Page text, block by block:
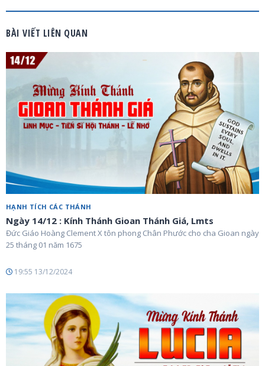
BÀI VIẾT LIÊN QUAN
HẠNH TÍCH CÁC THÁNH
Ngày 14/12 : Kính Thánh Gioan Thánh Giá, Lmts
Đức Giáo Hoàng Clement X tôn phong Chân Phước cho cha Gioan ngày
25 tháng 01 năm 1675
19:55 13/12/2024